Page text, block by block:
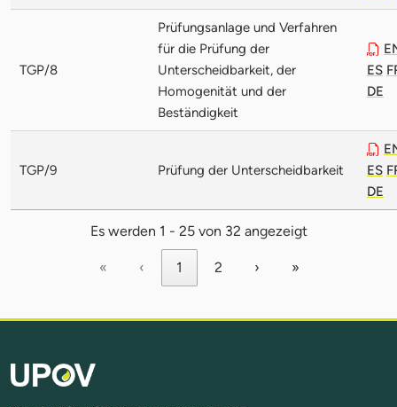
TGP/8
Prüfungsanlage und Verfahren
für die Prüfung der
Unterscheidbarkeit, der
Homogenität und der
Beständigkeit
ES
DE
TGP/9 Prüfung der Unterscheidbarkeit
ES
DE
Es werden 1 - 25 von 32 angezeigt
« ‹ 1 2 › »